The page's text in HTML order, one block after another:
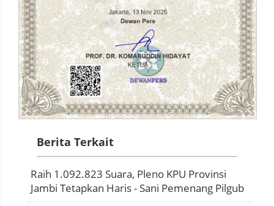
Berita Terkait
Raih 1.092.823 Suara, Pleno KPU Provinsi
Jambi Tetapkan Haris - Sani Pemenang Pilgub